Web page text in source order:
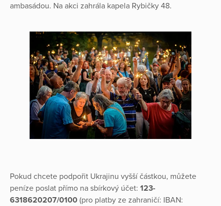
ambasádou. Na akci zahrála kapela Rybičky 48.
Pokud chcete podpořit Ukrajinu vyšší částkou, můžete
peníze poslat přímo na sbírkový účet: 123-
6318620207/0100 (pro platby ze zahraničí: IBAN: